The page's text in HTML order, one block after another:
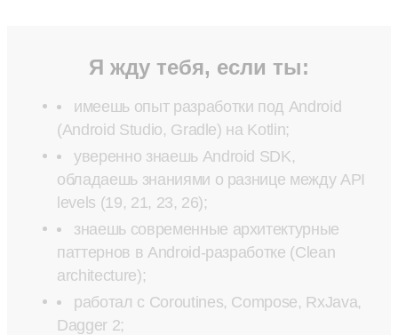
Я жду тебя, если ты:
имеешь опыт разработки под Android
(Android Studio, Gradle) на Kotlin;
уверенно знаешь Android SDK,
обладаешь знаниями о разнице между API
levels (19, 21, 23, 26);
знаешь современные архитектурные
паттернов в Android‑разработке (Clean
architecture);
работал с Coroutines, Compose, RxJava,
Dagger 2;